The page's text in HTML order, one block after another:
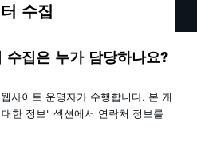
수집
수집은 누가 담당하나요?
사이트 운영자가 수행합니다. 본 개
한 정보" 섹션에서 연락처 정보를